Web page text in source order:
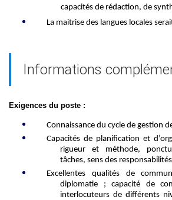
capacités de rédaction, de
La maitrise des langues locales
Informations
Exigences du poste :
Connaissance du cycle de gestion
Capacités de planification et d’
rigueur et méthode,
tâches,sens des
Excellentes qualités de
diplomatie ; capacité de
interlocuteurs de différents